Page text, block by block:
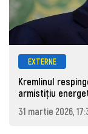
EXTERNE
Kremlinul
armistițiu
31 martie 2026,